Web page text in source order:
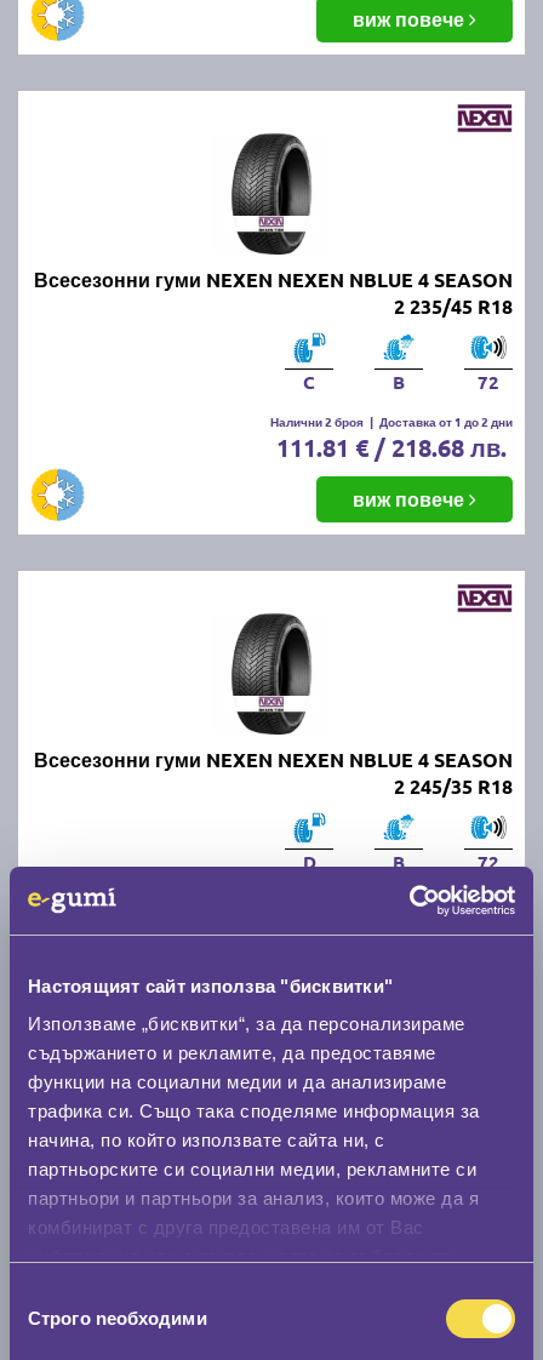
Настоящият сайт използва "бисквитки"
Използваме „бисквитки“, за да персонализираме
съдържанието и рекламите, да предоставяме
функции на социални медии и да анализираме
трафика си. Също така споделяме информация за
начина, по който използвате сайта ни, с
партньорските си социални медии, рекламните си
партньори и партньори за анализ, които може да я
комбинират с друга предоставена им от Вас
наСтрого nеобходими
виж повече
Всесезонни гуми NEXEN NEXEN NBLUE 4 SEASON
2 235/45 R18
C B 72
Налични 2 броя | Доставка от 1 до 2 дни
111.81 € / 218.68 лв.
виж повече
Всесезонни гуми NEXEN NEXEN NBLUE 4 SEASON
2 245/35 R18
D B 72
Доставка от 1 до 2 дни
112.05 € / 219.15 лв.
виж повече
Всесезонни гуми NEXEN NEXEN NBLUE 4 SEASON
2 225/55 R17
72